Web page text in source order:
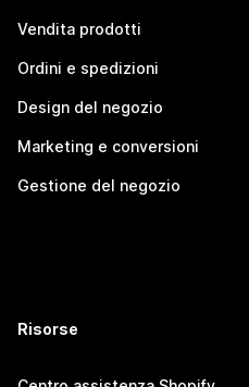
Vendita prodotti
Ordini e spedizioni
Design del negozio
Marketing e conversioni
Gestione del negozio
Risorse